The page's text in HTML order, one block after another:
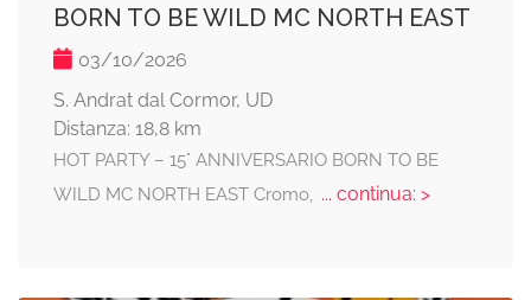
BORN TO BE WILD MC NORTH EAST
03/10/2026
S. Andrat dal Cormor, UD
Distanza: 18,8 km
HOT PARTY – 15° ANNIVERSARIO BORN TO BE
WILD MC NORTH EAST Cromo, ... continua: >